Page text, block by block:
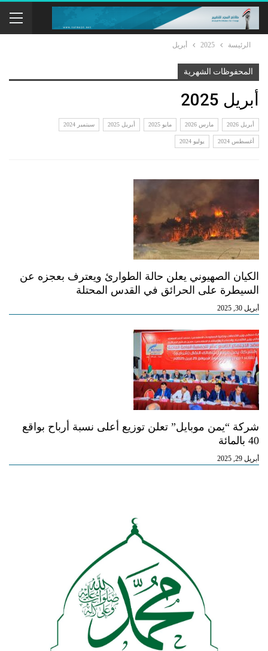
الرئيسة 2025 أبريل
المحفوظات الشهرية
أبريل 2025
أبريل 2026 مارس 2026 مايو 2025 أبريل 2025 سبتمبر 2024
أغسطس 2024 يوليو 2024
الكيان الصهيوني يعلن حالة الطوارئ ويعترف بعجزه عن
السيطرة على الحرائق في القدس المحتلة
أبريل 30, 2025
شركة “يمن موبايل” تعلن توزيع أعلى نسبة أرباح بواقع
40 بالمائة
أبريل 29, 2025